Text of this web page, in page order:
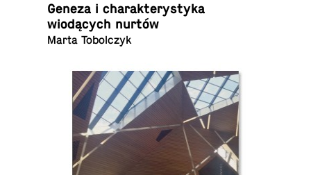
Geneza i charak­terystyka
wiodących nurtów
Marta Tobolczyk